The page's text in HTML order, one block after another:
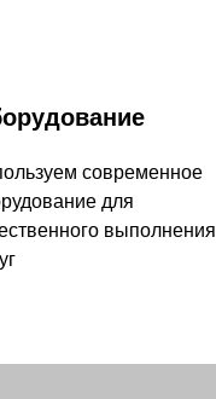
современное
для
выполнения